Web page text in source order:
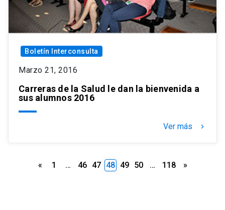
Boletín Interconsulta
Marzo 21, 2016
Carreras de la Salud le dan la bienvenida a
sus alumnos 2016
Ver más keyboard_arrow_right
Paginación
« 1 … 46 47 48 49 50 … 118 »